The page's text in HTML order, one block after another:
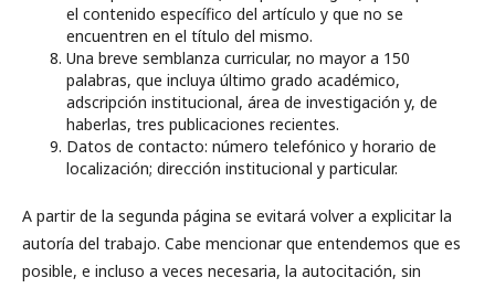
el contenido específico del artículo y que no se
encuentren en el título del mismo.
Una breve semblanza curricular, no mayor a 150
palabras, que incluya último grado académico,
adscripción institucional, área de investigación y, de
haberlas, tres publicaciones recientes.
Datos de contacto: número telefónico y horario de
localización; dirección institucional y particular.
A partir de la segunda página se evitará volver a explicitar la
autoría del trabajo. Cabe mencionar que entendemos que es
posible, e incluso a veces necesaria, la autocitación, sin